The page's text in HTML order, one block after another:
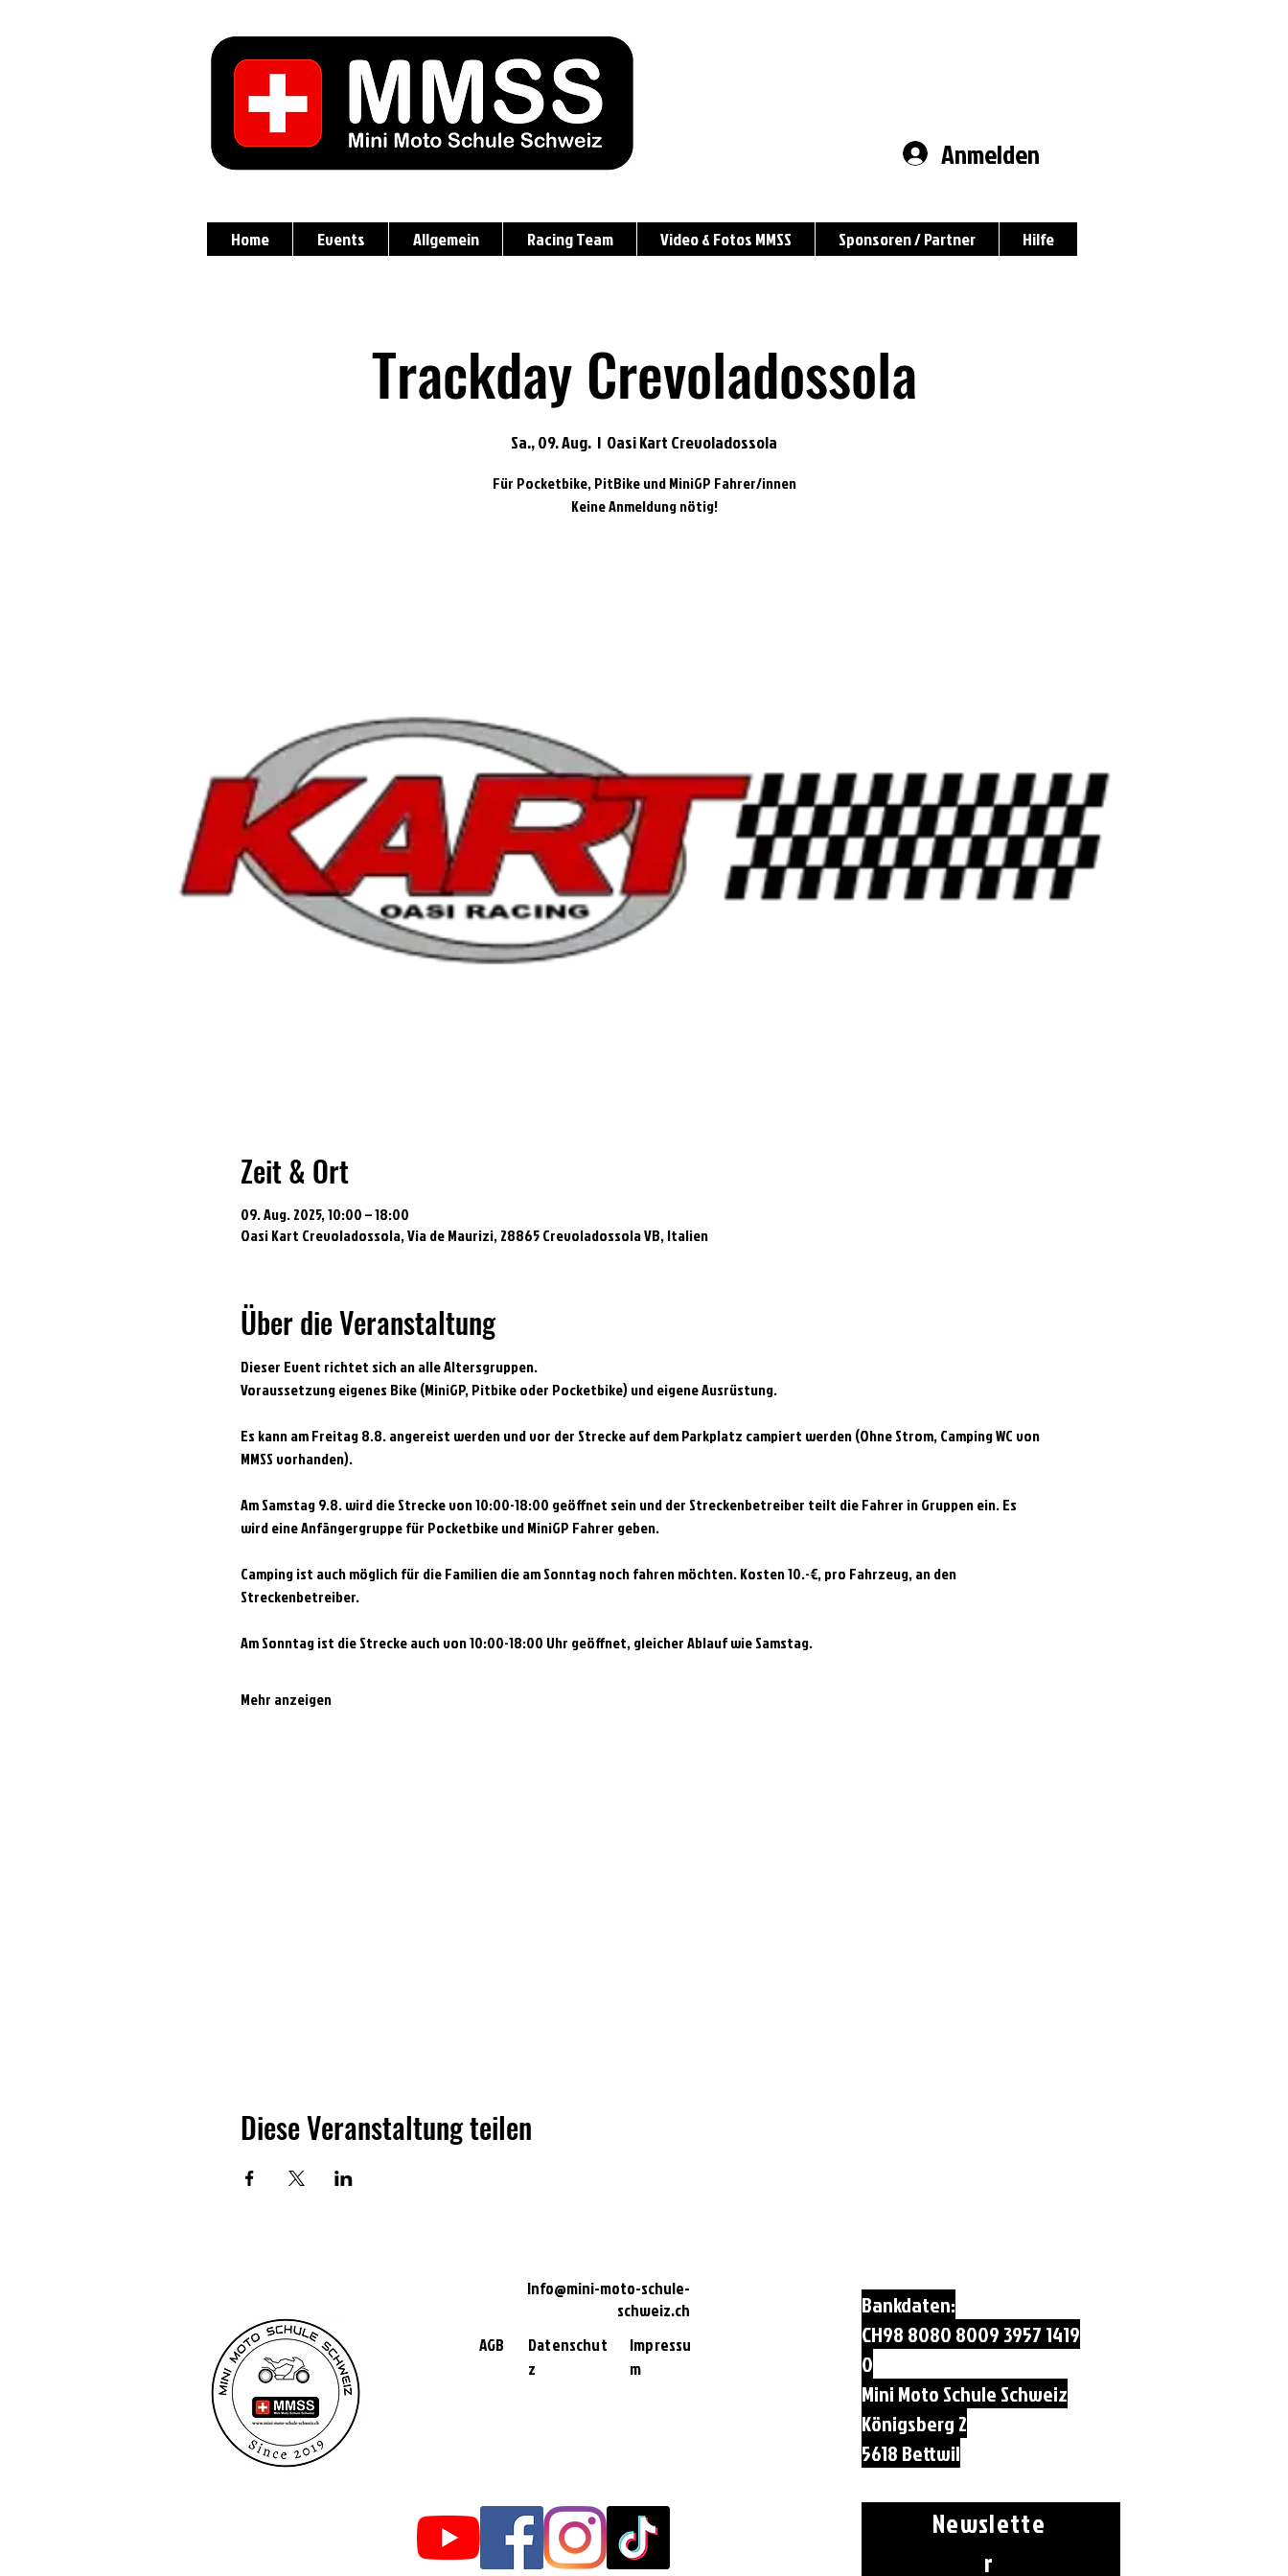
Anmelden
Home Events Allgemein Racing Team Video & Fotos MMSS Sponsoren / Partner Hilfe
Trackday Crevoladossola
Sa., 09. Aug.
  |
Oasi Kart Crevoladossola
Für Pocketbike, PitBike und MiniGP Fahrer/innen
Keine Anmeldung nötig!
Zeit & Ort
09. Aug. 2025, 10:00 – 18:00
Oasi Kart Crevoladossola, Via de Maurizi, 28865 Crevoladossola VB, Italien
Über die Veranstaltung
Dieser Event richtet sich an alle Altersgruppen.
Voraussetzung eigenes Bike (MiniGP, Pitbike oder Pocketbike) und eigene Ausrüstung.
Es kann am Freitag 8.8. angereist werden und vor der Strecke auf dem Parkplatz campiert werden (Ohne Strom, Camping WC von
MMSS vorhanden).
Am Samstag 9.8. wird die Strecke von 10:00-18:00 geöffnet sein und der Streckenbetreiber teilt die Fahrer in Gruppen ein. Es
wird eine Anfängergruppe für Pocketbike und MiniGP Fahrer geben.
Camping ist auch möglich für die Familien die am Sonntag noch fahren möchten. Kosten 10.-€, pro Fahrzeug, an den
Streckenbetreiber.
Am Sonntag ist die Strecke auch von 10:00-18:00 Uhr geöffnet, gleicher Ablauf wie Samstag.
Mehr anzeigen
Diese Veranstaltung teilen
Info@mini-moto-schule-
schweiz.ch
AGB
Datenschut
z
Impressu
m
Bankdaten:
CH98 8080 8009 3957 1419
0
Mini Moto Schule Schweiz
Königsberg 2
5618 Bettwil
Newslette
r